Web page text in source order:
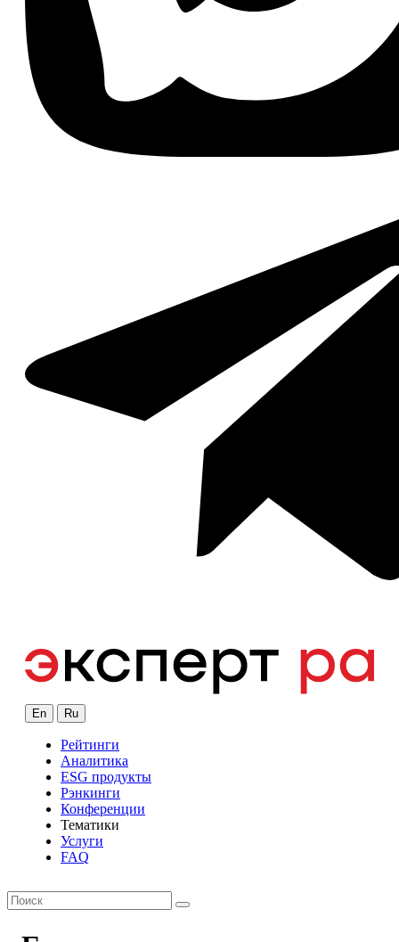
En Ru
Рейтинги
Аналитика
ESG продукты
Рэнкинги
Конференции
Тематики
Услуги
FAQ